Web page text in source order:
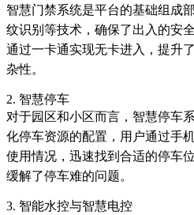
智慧门禁系统是平台的基础组成
纹识别等技术，确保了出入的安
通过一卡通实现无卡进入，提升
杂性。
2. 智慧停车
对于园区和小区而言，智慧停车
化停车资源的配置，用户通过手
使用情况，迅速找到合适的停车
缓解了停车难的问题。
3. 智能水控与智慧电控